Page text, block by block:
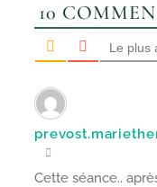
10
Le plus
Cette séance..